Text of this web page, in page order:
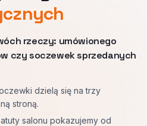
rzeczy: umówionego
czy soczewek sprzedanych
dzielą się na trzy
stroną.
salonu pokazujemy od